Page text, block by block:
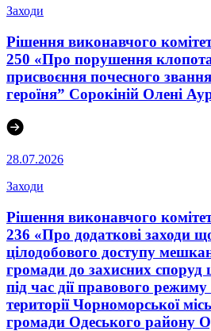
Заходи
Рішення виконавчого
250 «Про порушення
присвоєння почесного
героїня” Сорокіній Олені
28.07.2026
Заходи
Рішення виконавчого
236 «Про додаткові заходи
цілодобового доступу
громади до захисних споруд
під час дії правового
території Чорноморської
громади Одеського району